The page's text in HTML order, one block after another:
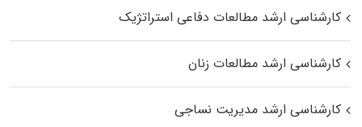
کارشناسی ارشد مطالعات دفاعی استراتژیک
کارشناسی ارشد مطالعات زنان
کارشناسی ارشد مدیریت نساجی